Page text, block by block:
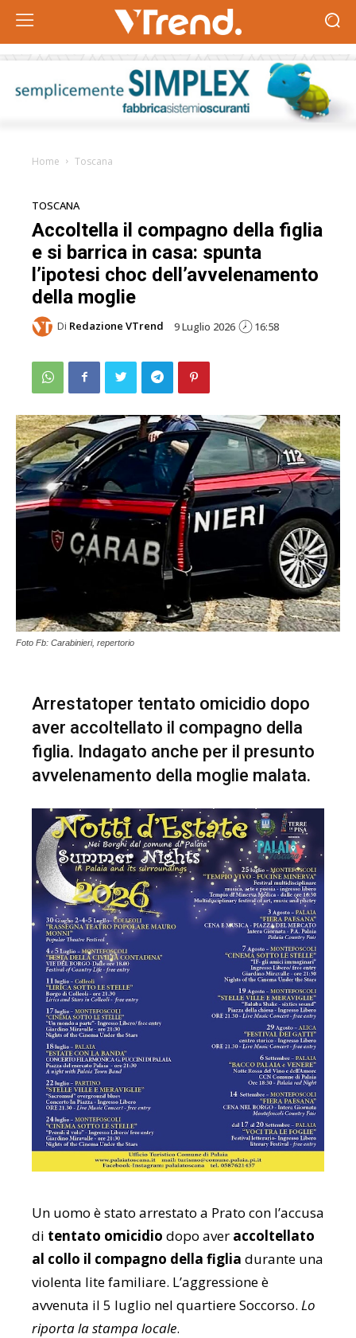
Home Toscana
TOSCANA
Accoltella il compagno della figlia
e si barrica in casa: spunta
l’ipotesi choc dell’avvelenamento
della moglie
Di Redazione VTrend 9 Luglio 2026 16:58
Foto Fb: Carabinieri, repertorio
Arrestatoper tentato omicidio dopo
aver accoltellato il compagno della
figlia. Indagato anche per il presunto
avvelenamento della moglie malata.
Un uomo è stato arrestato a Prato con l’accusa
di tentato omicidio dopo aver accoltellato
al collo il compagno della figlia durante una
violenta lite familiare. L’aggressione è
avvenuta il 5 luglio nel quartiere Soccorso. Lo
riporta la stampa locale.